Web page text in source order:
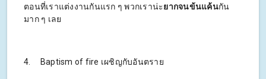
ตอนที่เราแต่งงานกันแรก ๆ พวกเราน่ะยากจนข้นแค้นกัน
มาก ๆ เลย
4. Baptism of fire เผชิญกับอันตราย